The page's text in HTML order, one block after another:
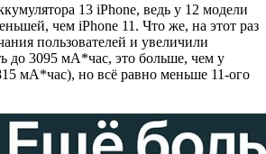
13 iPhone, ведь у 12 модели
чем iPhone 11. Что же, на этот раз
пользователей и увеличили
до 3095 мА*час, это больше, чем у
мА*час), но всё равно меньше 11-ого